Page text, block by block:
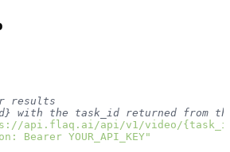
results
with the task_id returned from
api.flaq.ai/api/v1/video/
Bearer YOUR_API_KEY"